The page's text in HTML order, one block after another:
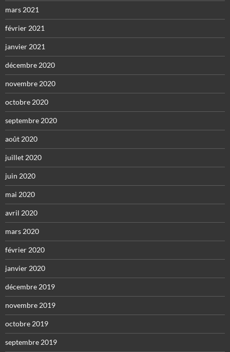
mars 2021
février 2021
janvier 2021
décembre 2020
novembre 2020
octobre 2020
septembre 2020
août 2020
juillet 2020
juin 2020
mai 2020
avril 2020
mars 2020
février 2020
janvier 2020
décembre 2019
novembre 2019
octobre 2019
septembre 2019